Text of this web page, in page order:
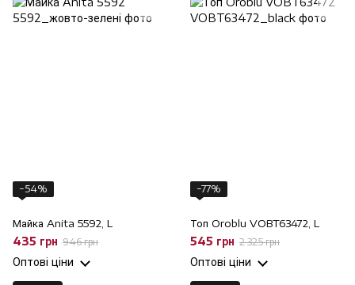
−54%
Майка Anita 5592, L
435 грн 946 грн
Оптові ціни
−77%
Топ Oroblu VOBT63472, L
545 грн 2 325 грн
Оптові ціни